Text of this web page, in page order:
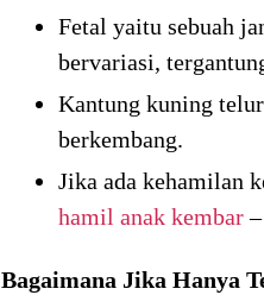
Fetal yaitu sebuah
bervariasi,
Kantung kuning
berkembang.
Jika ada kehamilan
hamil anak kembar–
Bagaimana Jika Hanya